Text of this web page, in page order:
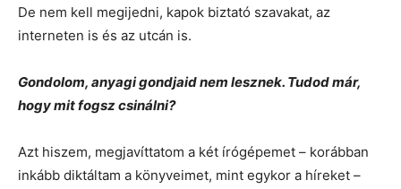
De nem kell megijedni, kapok biztató szavakat, az
interneten is és az utcán is.
Gondolom, anyagi gondjaid nem lesznek. Tudod már,
hogy mit fogsz csinálni?
Azt hiszem, megjavíttatom a két írógépemet – korábban
inkább diktáltam a könyveimet, mint egykor a híreket –